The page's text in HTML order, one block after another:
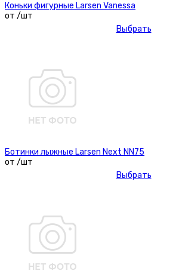
Коньки фигурные Larsen Vanessa
от /шт
Выбрать
Ботинки лыжные Larsen Next NN75
от /шт
Выбрать